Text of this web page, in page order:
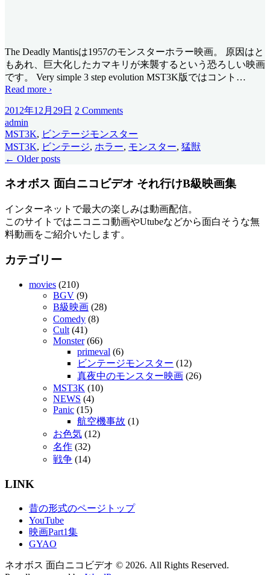
The Deadly Mantisは1957のモンスターホラー映画。 原因はと
もあれ、巨大化したカマキリが来襲するという恐ろしい映画
です。 Very simple 3 step evolution MST3K版ではコント …
Read more ›
2012年12月29日 2 Comments
admin
MST3K, ビンテージモンスター
MST3K, ビンテージ, ホラー, モンスター, 猛獣
← Older posts
ネオボス 面白ニコビデオ それ行けB級映画集
インターネットで最大の楽しみは動画配信。
このサイトではニコニコ動画やUtubeなどから面白そうな無
料動画をご紹介いたします。
カテゴリー
movies (210)
BGV (9)
B級映画 (28)
Comedy (8)
Cult (41)
Monster(66)
primeval (6)
ビンテージモンスター (12)
真夜中のモンスター映画 (26)
MST3K (10)
NEWS (4)
Panic (15)
航空機事故 (1)
お色気 (12)
名作 (32)
戦争 (14)
LINK
昔の形式のページトップ
YouTube
映画Part1集
GYAO
ネオボス 面白ニコビデオ © 2026. All Rights Reserved.